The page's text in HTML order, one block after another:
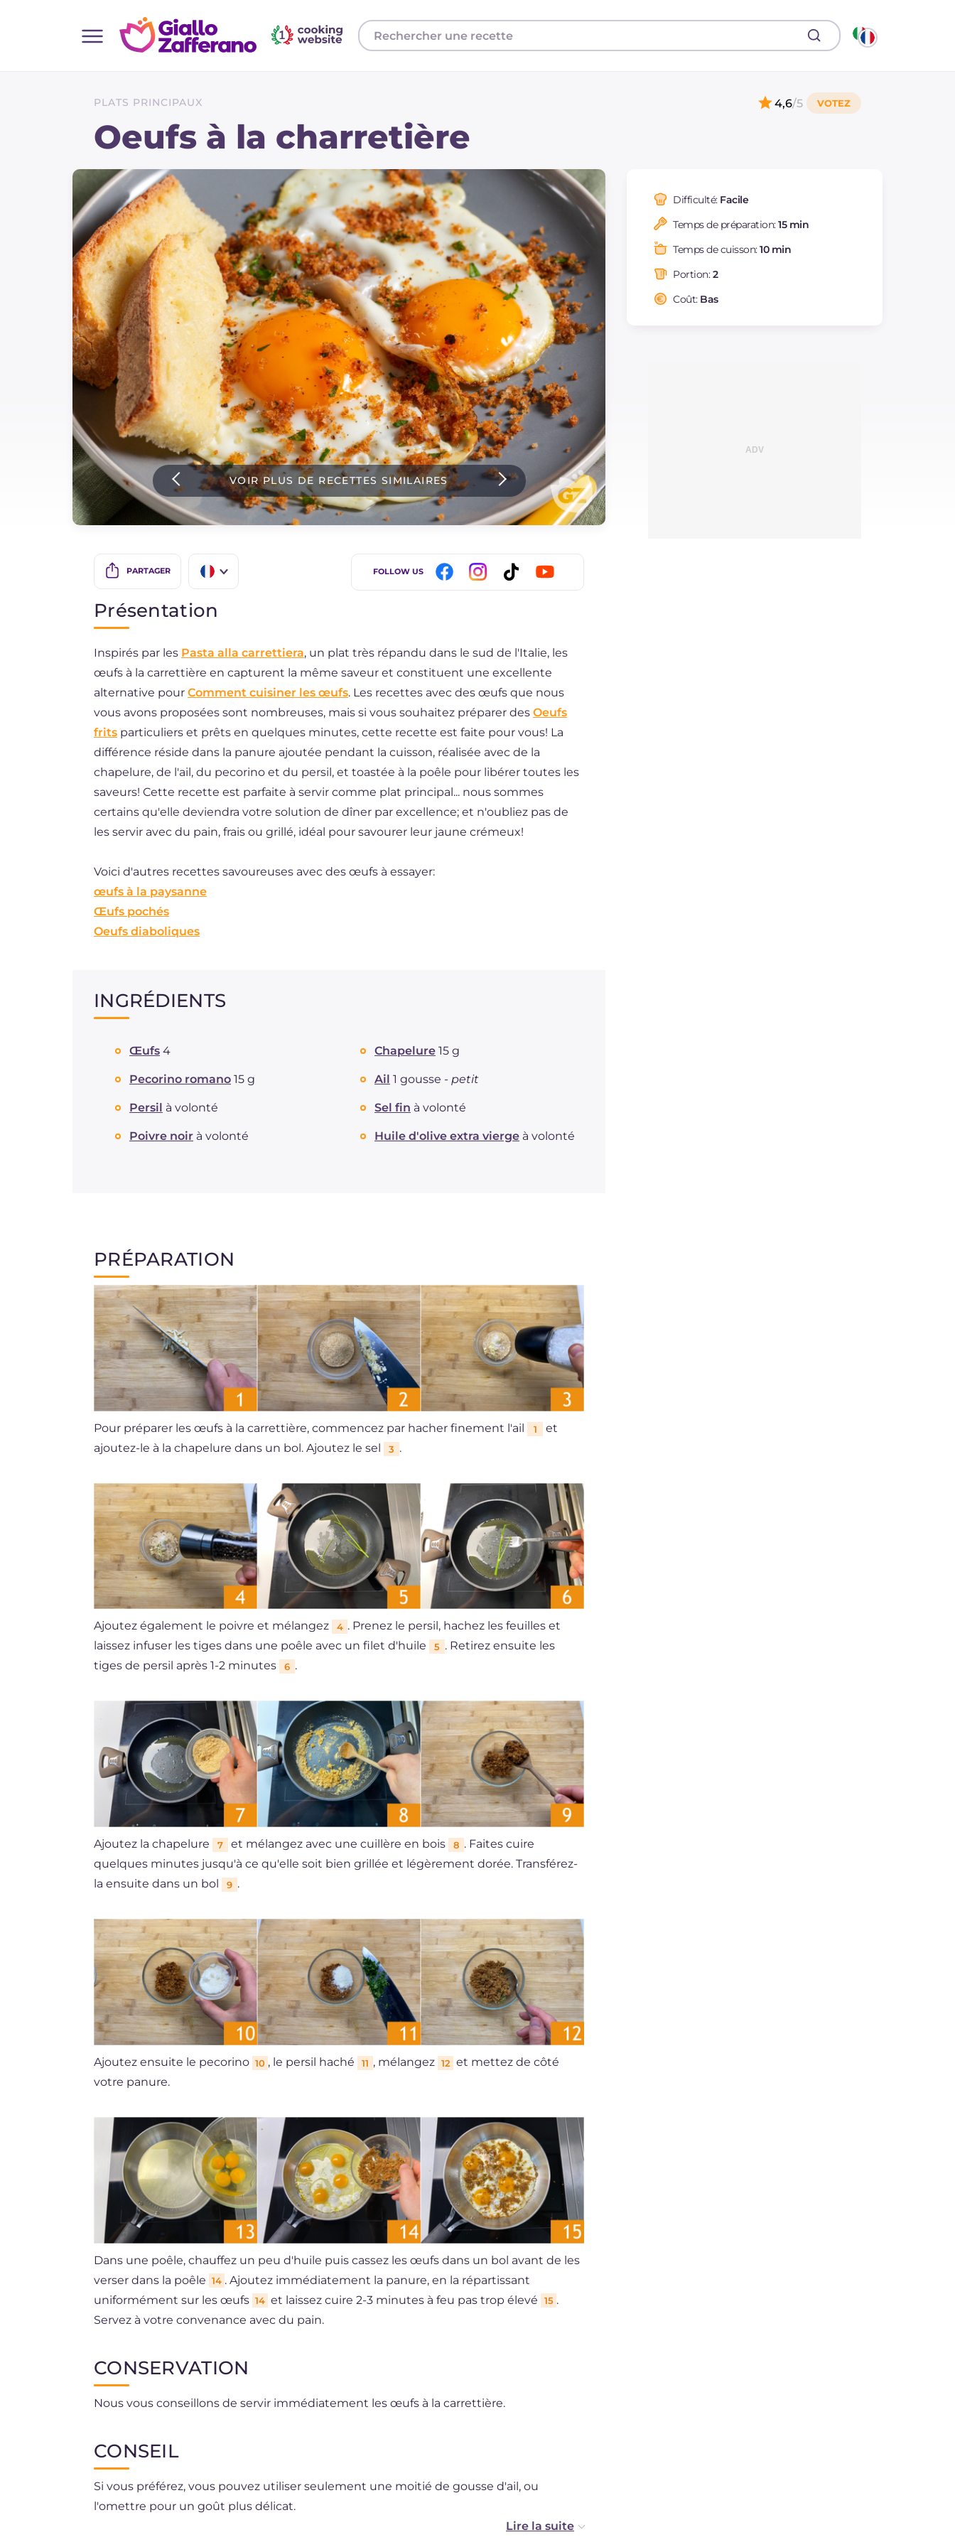
Toutes les recettes
Plats principaux
Boissons et rafraîchissements
Accompagnement
Pizzas et focaccia
Gateaux et patisserie
Dernieres recettes
Instagram
YouTube
PLATS PRINCIPAUX
Oeufs à la charretière
4,6/5
VOIR PLUS DE RECETTES SIMILAIRES
PARTAGER
ES
BR
NL
FOLLOW US
Difficulté: Facile
Temps de préparation:15 min
Temps de cuisson:10 min
Portion:2
Coût: Bas
Présentation
Inspirés par les Pasta alla carrettiera, un plat très répandu dans le sud de l'Italie, les
œufs à la carrettière en capturent la même saveur et constituent une excellente
alternative pour Comment cuisiner les œufs. Les recettes avec des œufs que nous
vous avons proposées sont nombreuses, mais si vous souhaitez préparer des Oeufs
frits particuliers et prêts en quelques minutes, cette recette est faite pour vous! La
différence réside dans la panure ajoutée pendant la cuisson, réalisée avec de la
chapelure, de l'ail, du pecorino et du persil, et toastée à la poêle pour libérer toutes les
saveurs! Cette recette est parfaite à servir comme plat principal... nous sommes
certains qu'elle deviendra votre solution de dîner par excellence; et n'oubliez pas de
les servir avec du pain, frais ou grillé, idéal pour savourer leur jaune crémeux!
Voici d'autres recettes savoureuses avec des œufs à essayer:
œufs à la paysanne
Œufs pochés
Oeufs diaboliques
INGRÉDIENTS
Œufs 4 Chapelure 15 g
Pecorino romano 15 g Ail 1 gousse - petit
Persil à volonté Sel fin à volonté
Poivre noir à volonté Huile d'olive extra vierge à volonté
PRÉPARATION
Pour préparer les œufs à la carrettière, commencez par hacher finement l'ail 1
et
ajoutez-le à la chapelure dans un bol. Ajoutez le sel
3 .
Ajoutez également le poivre et mélangez 4 . Prenez le persil, hachez les feuilles et
laissez infuser les tiges dans une poêle avec un filet d'huile
5 . Retirez ensuite les
tiges de persil après 1-2 minutes
6 .
Ajoutez la chapelure 7 et mélangez avec une cuillère en bois 8 . Faites cuire
quelques minutes jusqu'à ce qu'elle soit bien grillée et légèrement dorée. Transférez-
la ensuite dans un bol
9 .
Ajoutez ensuite le pecorino 10 , le persil haché 11 , mélangez 12 et mettez de côté
votre panure.
Dans une poêle, chauffez un peu d'huile puis cassez les œufs dans un bol avant de les
verser dans la poêle 14 . Ajoutez immédiatement la panure, en la répartissant
uniformément sur les œufs 14 et laissez cuire 2-3 minutes à feu pas trop élevé 15 .
Servez à votre convenance avec du pain.
CONSERVATION
Nous vous conseillons de servir immédiatement les œufs à la carrettière.
CONSEIL
Si vous préférez, vous pouvez utiliser seulement une moitié de gousse d'ail, ou
l'omettre pour un goût plus délicat.